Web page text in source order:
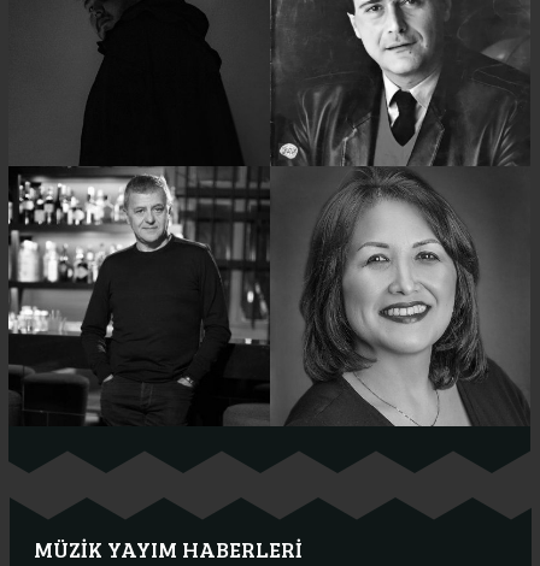
BÜLENT EVCİL HASAN NİYAZİ TURA
NOES FERDİ ÖZBEĞEN
MÜZİK YAYIM HABERLERİ